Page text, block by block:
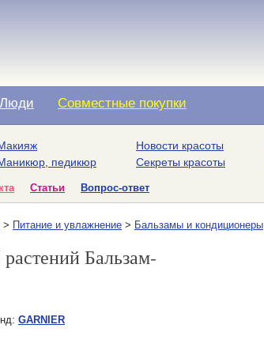
Люди Совместные покупки
педикюр
Новости красоты
Секреты красоты
Статьи Вопрос-ответ
> Питание и увлажнение > Бальзамы и кондиционеры
Бальзам-
GARNIER